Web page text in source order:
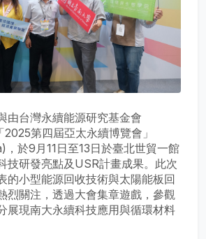
由台灣永續能源研究基金會
第四屆亞太永續博覽會」
於9月11日至13日於臺北世貿一館
技研發亮點及USR計畫成果。此次
的小型能源回收技術與太陽能板回
烈關注，透過大會集章遊戲，參觀
展現南大永續科技應用與循環材料